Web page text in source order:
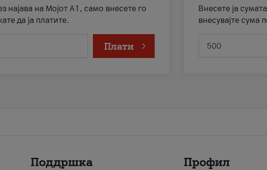
најава на Мојот А1, само внесете го
да ја платите.
Плати
Внесете ја
внесувајте сума
Поддршка Профил